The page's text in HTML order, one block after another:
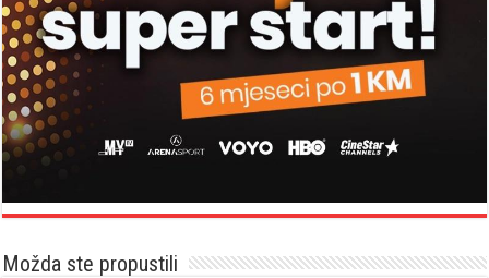
Možda ste propustili